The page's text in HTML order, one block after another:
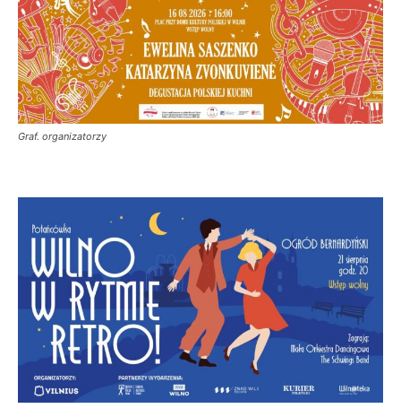
Graf. organizatorzy